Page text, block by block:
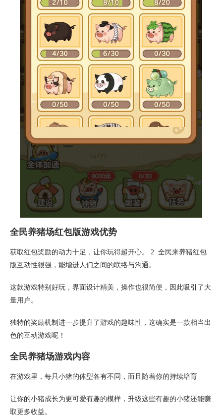
全民养猪场红包版游戏优势
获取红包奖励的动力十足，让你玩得超开心。 2. 全民来养猪红包
版互动性很强，能增进人们之间的联络与沟通。
这款游戏特别好玩，界面设计精美，操作也很简便，因此吸引了大
量用户。
独特的奖励机制进一步提升了游戏的趣味性，这确实是一款相当出
色的互动游戏呢！
全民养猪场游戏内容
在游戏里，每只小猪的体型各有不同，而且随着你的持续培育
让你的小猪成长为更可爱有趣的模样，升级这些有趣的小猪还能赚
取更多收益。